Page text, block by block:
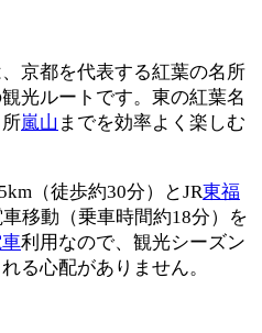
京都を代表する紅葉の名所
光ルートです。東の紅葉名
嵐山 までを効率よく楽しむ
（徒歩約30分）とJR東福
車移動（乗車時間約18分）を
利用なので、観光シーズン
る心配がありません。